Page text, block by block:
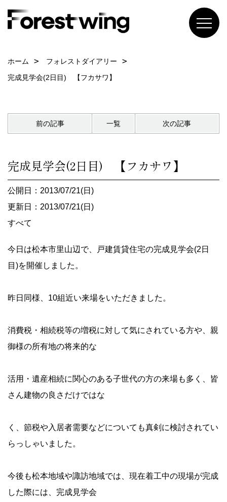
ホーム
フォレストダイアリー
完成見学会(2日目) 【フカサワ】
前の記事 一覧 次の記事
完成見学会(2日目) 【フカサワ】
公開日：2013/07/21(日)
更新日：2013/07/21(日)
すべて
今日は松本市里山辺で、戸建賃貸住宅の完成見学会(2日
目)を開催しました。
昨日同様、10組近い来場をいただきました。
消費税・相続税等の増税に対して気にされている方や、親
御様の所有地の将来的な
活用・遺産相続に関心のある子世代の方の来場も多く、皆
さん建物の良さだけではな
く、節税や入居者需要などについても真剣に検討されてい
らっしゃいました。
今後も松本地域や諏訪地域では、現在着工中の現場が完成
した際には、完成見学会